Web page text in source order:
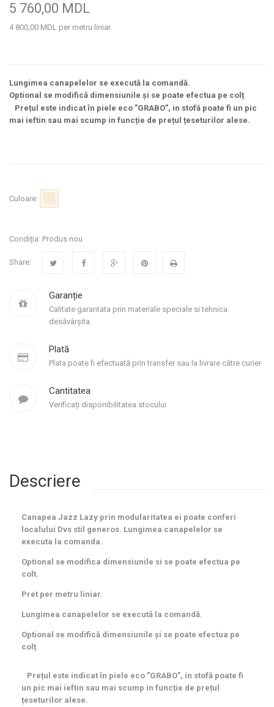
5 760,00 MDL
4 800,00 MDL per metru liniar.
Lungimea canapelelor se execută la comandă.
Optional se modifică dimensiunile și se poate efectua pe colț.
Prețul este indicat în piele eco ”GRABO”, in stofă poate fi un pic
mai ieftin sau mai scump in funcție de prețul țeseturilor alese.
Culoare:
Condiția: Produs nou
Share:
Garanție
Calitate garantata prin materiale speciale si tehnica
desăvârșita
Plată
Plata poate fi efectuată prin transfer sau la livrare către curier
Cantitatea
Verificați disponibilitatea stocului
Descriere
Canapea Jazz Lazy prin modularitatea ei poate conferi
localului Dvs stil generos. Lungimea canapelelor se
executa la comanda.
Optional se modifica dimensiunile si se poate efectua pe
colt.
Pret per metru liniar.
Lungimea canapelelor se execută la comandă.
Optional se modifică dimensiunile și se poate efectua pe
colț.
Prețul este indicat în piele eco ”GRABO”, in stofă poate fi
un pic mai ieftin sau mai scump in funcție de prețul
țeseturilor alese.